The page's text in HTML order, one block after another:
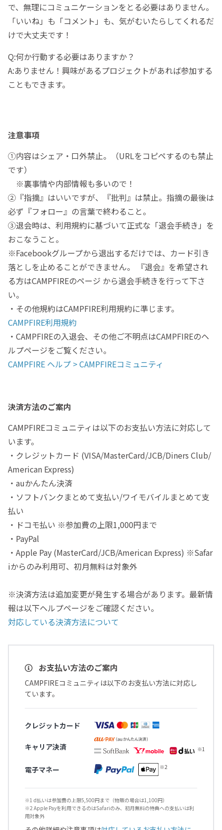
で、無理にコミュニケーションをとる必要はありません。
「いいね」も「コメント」も、気がむいたらしてくれるだ
けで大丈夫です！
Q:何か行動する必要はありますか？
A:ありません！興味があるプロジェクトがあれば参加する
こともできます。
注意事項
①内容はシェア・口外禁止。（URLをコピペするのも禁止
です）
※裏事情や内部情報も多いので！
②『指摘』はいいですが、『批判』は禁止。指摘の最後は
必ず『フォロー』の言葉で終わること。
③退会時は、利用規約に基づいて正式な「退会手続き」を
おこなうこと。
※Facebookグループから退出するだけでは、カード引き
落としを止めることができません。 『退会』を希望され
る方はCAMPFIREのページ から退会手続きを行って下さ
い。
・その他規約はCAMPFIRE利用規約に準じます。
CAMPFIRE利用規約
・CAMPFIREの入退会、その他ご不明点はCAMPFIREのヘ
ルプページをご覧ください。
CAMPFIRE ヘルプ > CAMPFIREコミュニティ
決済方法のご案内
CAMPFIREコミュニティは以下のお支払い方法に対応して
います。
・クレジットカード (VISA/MasterCard/JCB/Diners Club/
American Express)
・auかんたん決済
・ソフトバンクまとめて支払い/ワイモバイルまとめて支
払い
・ドコモ払い ※参加費の上限1,000円まで
・PayPal
・Apple Pay (MasterCard/JCB/American Express) ※Safar
iからのみ利用可、初月無料は対象外
※決済方法は追加変更が発生する場合があります。最新情
報は以下ヘルプページをご確認ください。
対応している決済方法について
お支払い方法のご案内
CAMPFIREコミュニティは以下のお支払い方法に対応し
ています。
クレジットカード
キャリア決済
電子マネー
※1 d払いは参加費の上限5,500円まで（物販の場合は1,100円）
※2 Apple Payを利用できるのはSafariのみ、初月無料の特典への支払いは利
用対象外